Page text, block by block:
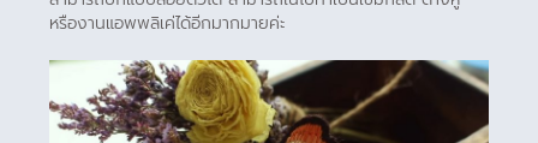
หรืองานแอพพลิเค่ได้อีกมากมายค่ะ